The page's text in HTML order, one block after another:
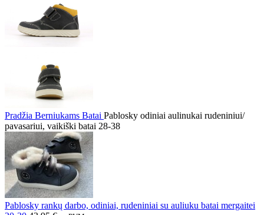
Pradžia Berniukams Batai Pablosky odiniai aulinukai rudeniniui/
pavasariui, vaikiški batai 28-38
Pablosky rankų darbo, odiniai, rudeniniai su auliuku batai mergaitei